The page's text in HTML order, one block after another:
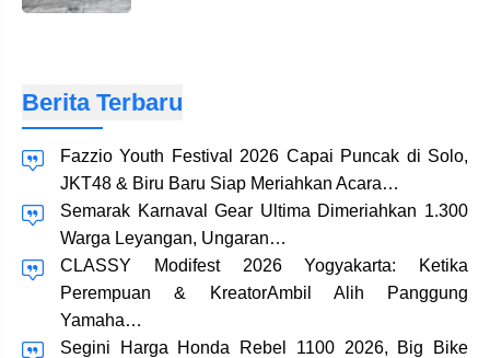
Berita Terbaru
Fazzio Youth Festival 2026 Capai Puncak di Solo,
JKT48 & Biru Baru Siap Meriahkan Acara…
Semarak Karnaval Gear Ultima Dimeriahkan 1.300
Warga Leyangan, Ungaran…
CLASSY Modifest 2026 Yogyakarta: Ketika
Perempuan & KreatorAmbil Alih Panggung
Yamaha…
Segini Harga Honda Rebel 1100 2026, Big Bike